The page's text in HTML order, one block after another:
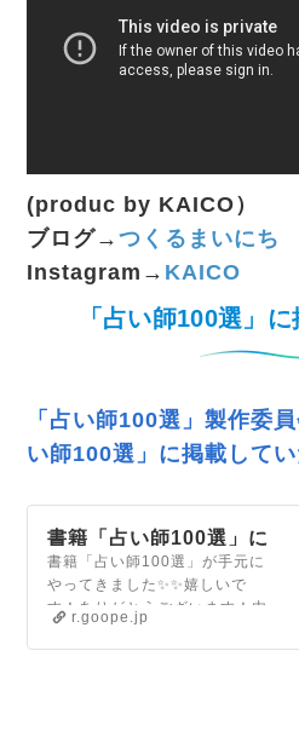
(produc by KAICO）
ブログ→つくるまいにち
Instagram→ KAICO
「占い師100選」
「占い師100選」製作委
い師100選」に掲載して
書籍「占い師100選」に
掲載していただきまし
た
書籍「占い師100選」が手元に
やってきました✨✨嬉しいで
す！ありがとうございます！内
おり、各占い師さんの◉プロフ
r.goope.jp